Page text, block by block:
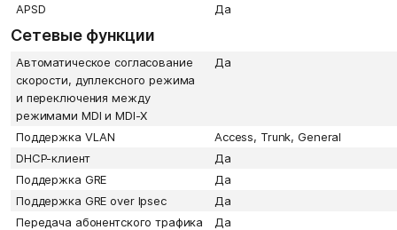
APSD
Да
Сетевые функции
Автоматическое согласование
скорости, дуплексного режима
и переключения между
режимами MDI и MDI-X
Да
Поддержка VLAN
Access, Trunk, General
DHCP-клиент
Да
Поддержка GRE
Да
Поддержка GRE over Ipsec
Да
Передача абонентского трафика
Да